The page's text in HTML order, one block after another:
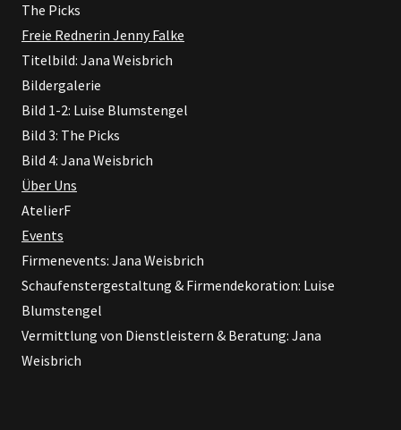
The Picks
Freie Rednerin Jenny Falke
Titelbild: Jana Weisbrich
Bildergalerie
Bild 1-2: Luise Blumstengel
Bild 3: The Picks
Bild 4: Jana Weisbrich
Über Uns
AtelierF
Events
Firmenevents: Jana Weisbrich
Schaufenstergestaltung & Firmendekoration: Luise
Blumstengel
Vermittlung von Dienstleistern & Beratung: Jana
Weisbrich